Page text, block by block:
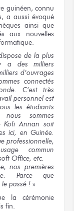
guinéen, connu
a aussi évoqué
ainsi que
aux nouvelles
de la plus
a
des milliers
d’ouvrages
connectés
C’est très
personnel est
les étudiants
nous sommes
Kofi Annan soit
ici, en Guinée.
professionnelle,
commun
Office, etc.
nos premières
Parce que
le passé ! »
la cérémonie
fin.